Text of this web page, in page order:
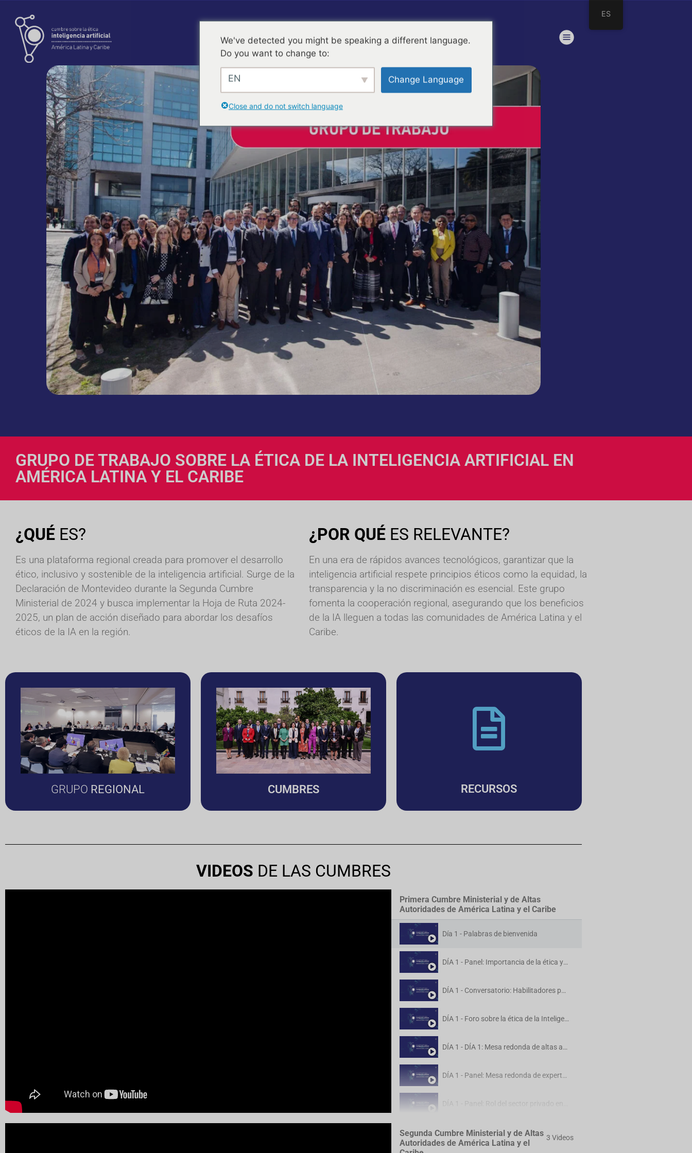
GRUPO DE TRABAJO SOBRE LA ÉTICA DE LA INTELIGENCIA ARTIFICIAL EN
AMÉRICA LATINA Y EL CARIBE
¿QUÉ ES?
Es una plataforma regional creada para promover el desarrollo
ético, inclusivo y sostenible de la inteligencia artificial. Surge de la
Declaración de Montevideo durante la Segunda Cumbre
Ministerial de 2024 y busca implementar la Hoja de Ruta 2024-
2025, un plan de acción diseñado para abordar los desafíos
éticos de la IA en la región.
¿POR QUÉ ES RELEVANTE?
En una era de rápidos avances tecnológicos, garantizar que la
inteligencia artificial respete principios éticos como la equidad, la
transparencia y la no discriminación es esencial. Este grupo
fomenta la cooperación regional, asegurando que los beneficios
de la IA lleguen a todas las comunidades de América Latina y el
Caribe.
GRUPO REGIONAL CUMBRES RECURSOS
VIDEOS DE LAS CUMBRES
Primera Cumbre Ministerial y de Altas
Autoridades de América Latina y el Caribe
Día 1 - Palabras de bienvenida
DÍA 1 - Panel: Importancia de la ética y gobernanza en el uso y el despliegue de la IA generativa
DÍA 1 - Conversatorio: Habilitadores para la implementación de iniciativas de IA
DÍA 1 - Foro sobre la ética de la Inteligencia Artificial en América Latina y el Caribe
DÍA 1 - DÍA 1: Mesa redonda de altas autoridades de IA
DÍA 1 - Panel: Mesa redonda de expertos y expertas Desafíos para una regulación de l a IA
Segunda Cumbre Ministerial y de Altas
Autoridades de América Latina y el
3 Videos
ES
We've detected you might be speaking a different language.
Do you want to change to:
EN Change Language
Close and do not switch language